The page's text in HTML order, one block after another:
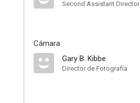
Second Assistant Director
Cámara
Gary B. Kibbe
Director de Fotografía